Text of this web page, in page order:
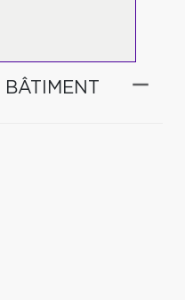
BÂTIMENT